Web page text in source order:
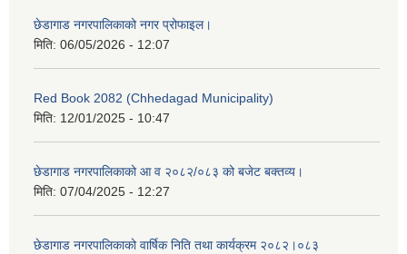
छेडागाड नगरपालिकाको नगर प्रोफाइल।
मिति: 06/05/2026 - 12:07
Red Book 2082 (Chhedagad Municipality)
मिति: 12/01/2025 - 10:47
छेडागाड नगरपालिकाको आ व २०८२/०८३ को बजेट बक्तव्य।
मिति: 07/04/2025 - 12:27
छेडागाड नगरपालिकाको वार्षिक निति तथा कार्यक्रम २०८२।०८३